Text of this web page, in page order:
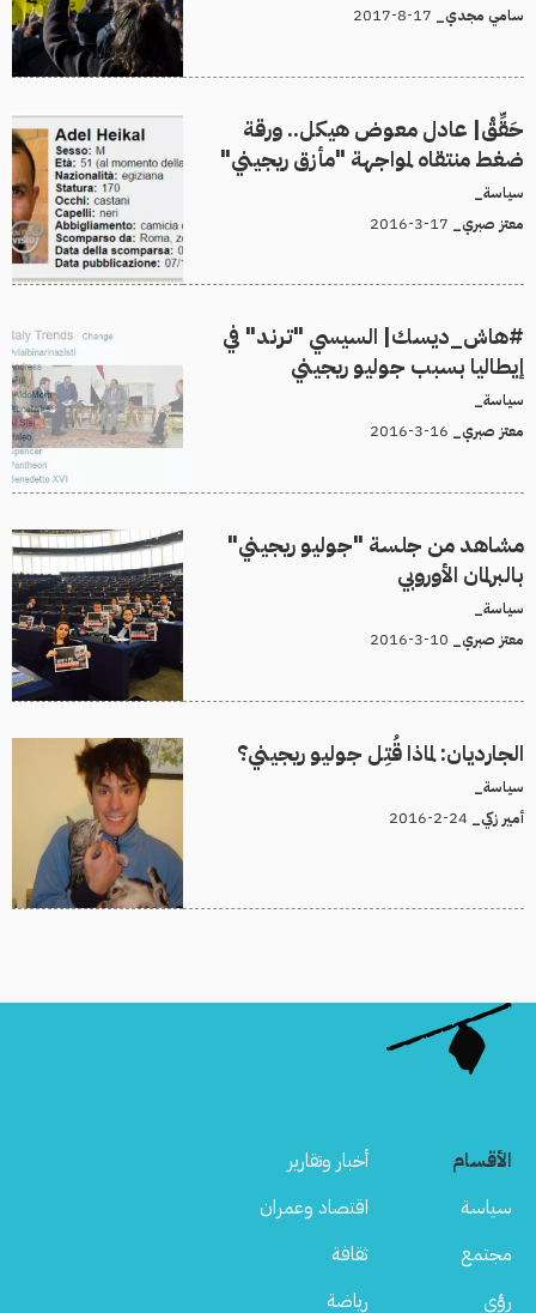
سامي مجدي_
حَقِّقْ| عادل معوض هيكل.. ورقة
ضغط منتقاه لمواجهة "مأزق ريجيني"
سياسة_
معتز صبري_
#هاش_ديسك| السيسي "ترند" في
إيطاليا بسبب جوليو ريجيني
سياسة_
معتز صبري_
مشاهد من جلسة "جوليو ريجيني"
بالبرلمان الأوروبي
سياسة_
معتز صبري_
الجارديان: لماذا قُتِل جوليو ريجيني؟
سياسة_
أمير زكي_
الأقسام
أخبار وتقارير
سياسة
اقتصاد وعمران
مجتمع
ثقافة
رؤى
رياضة